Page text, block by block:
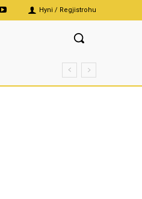
Hyni / Regjistrohu